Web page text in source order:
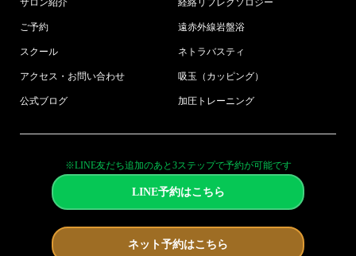
サロン紹介
ご予約
スクール
アクセス・お問い合わせ
公式ブログ
経絡リフレクソロジー
遠赤外線岩盤浴
ネトラバスティ
吸玉（カッピング）
加圧トレーニング
※LINE友だち追加のあと3ステップで予約が可能です
LINE予約はこちら
ネット予約はこちら